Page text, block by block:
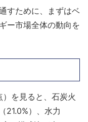
すために、まずはベ
ー市場全体の動向を
を見ると、石炭火
21.0%）、水力